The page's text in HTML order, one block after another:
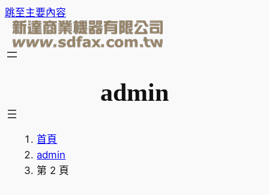
跳至主要內容
admin
首頁
admin
第 2 頁